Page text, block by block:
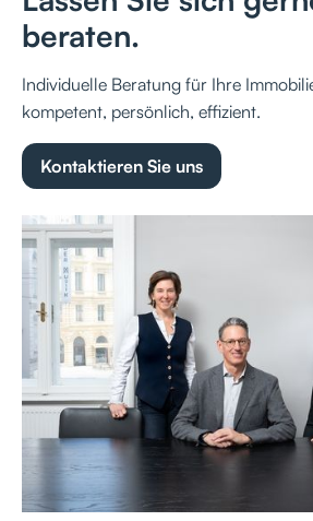
beraten.
Individuelle Beratung für Ihre
kompetent, persönlich, effizient.
Kontaktieren Sie uns